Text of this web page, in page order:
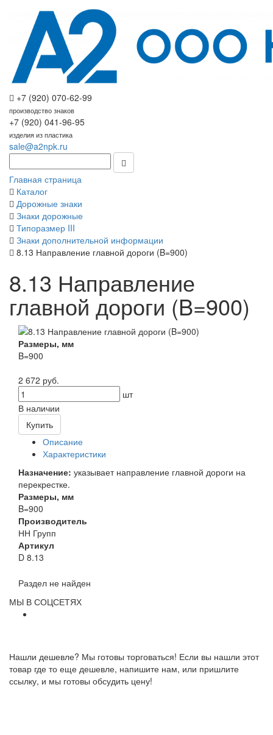
+7 (920) 070-62-99
производство знаков
+7 (920) 041-96-95
изделия из пластика
sale@a2npk.ru
Главная страница
Каталог
Дорожные знаки
Знаки дорожные
Типоразмер III
Знаки дополнительной информации
8.13 Направление главной дороги (B=900)
8.13 Направление
главной дороги (B=900)
Размеры, мм
B=900
2 672 руб.
шт
В наличии
Купить
Описание
Характеристики
Назначение: указывает направление главной дороги на
перекрестке.
Размеры, мм
B=900
Производитель
НН Групп
Артикул
D 8.13
Раздел не найден
МЫ В СОЦСЕТЯХ
Нашли дешевле? Мы готовы торговаться! Если вы нашли этот
товар где то еще дешевле, напишите нам, или пришлите
ссылку, и мы готовы обсудить цену!